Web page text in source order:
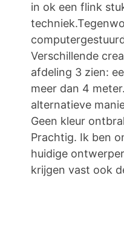
in ok een flink
Verschillende
afdeling 3 zien:
meer dan 4
alternatieve
Geen kleur
Prachtig. Ik ben
huidige
krijgen vast ook